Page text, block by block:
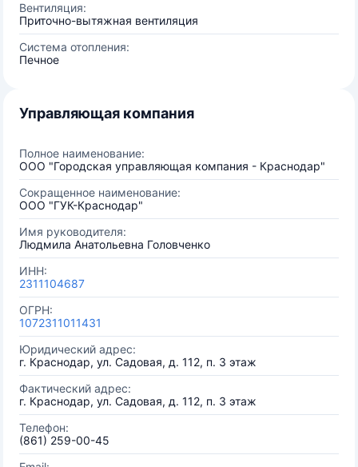
Вентиляция:
Приточно-вытяжная вентиляция
Система отопления:
Печное
Управляющая компания
Полное наименование:
ООО "Городская управляющая компания - Краснодар"
Сокращенное наименование:
ООО "ГУК-Краснодар"
Имя руководителя:
Людмила Анатольевна Головченко
ИНН:
2311104687
ОГРН:
1072311011431
Юридический адрес:
г. Краснодар, ул. Садовая, д. 112, п. 3 этаж
Фактический адрес:
г. Краснодар, ул. Садовая, д. 112, п. 3 этаж
Телефон:
(861) 259-00-45